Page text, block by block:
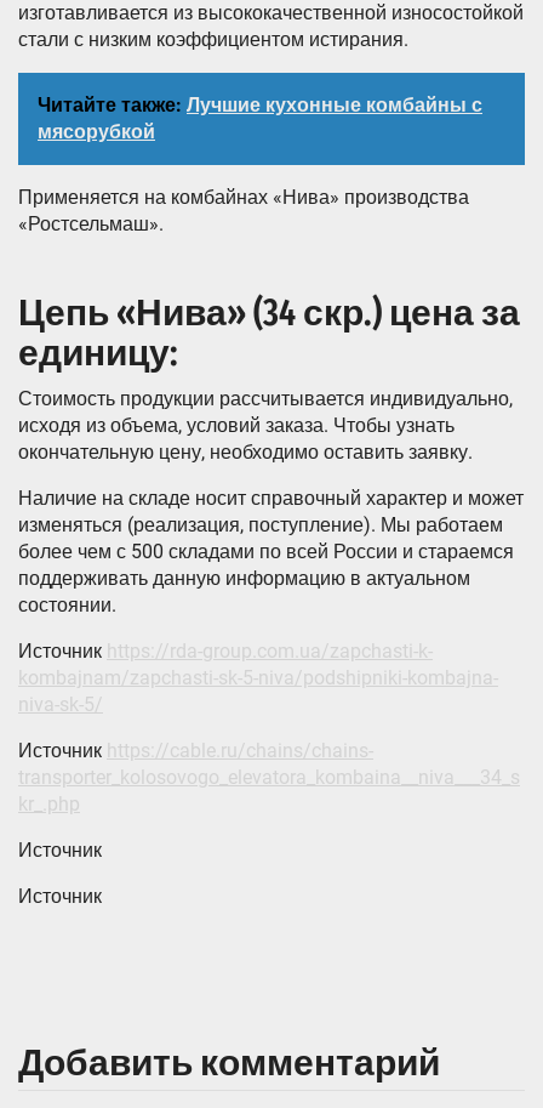
изготавливается из высококачественной износостойкой
стали с низким коэффициентом истирания.
Читайте также: Лучшие кухонные комбайны с
мясорубкой
Применяется на комбайнах «Нива» производства
«Ростсельмаш».
Цепь «Нива» (34 скр.) цена за
единицу:
Стоимость продукции рассчитывается индивидуально,
исходя из объема, условий заказа. Чтобы узнать
окончательную цену, необходимо оставить заявку.
Наличие на складе носит справочный характер и может
изменяться (реализация, поступление). Мы работаем
более чем с 500 складами по всей России и стараемся
поддерживать данную информацию в актуальном
состоянии.
Источник https://rda-group.com.ua/zapchasti-k-
kombajnam/zapchasti-sk-5-niva/podshipniki-kombajna-
niva-sk-5/
Источник https://cable.ru/chains/chains-
transporter_kolosovogo_elevatora_kombaina__niva___34_s
kr_.php
Источник
Источник
Добавить комментарий